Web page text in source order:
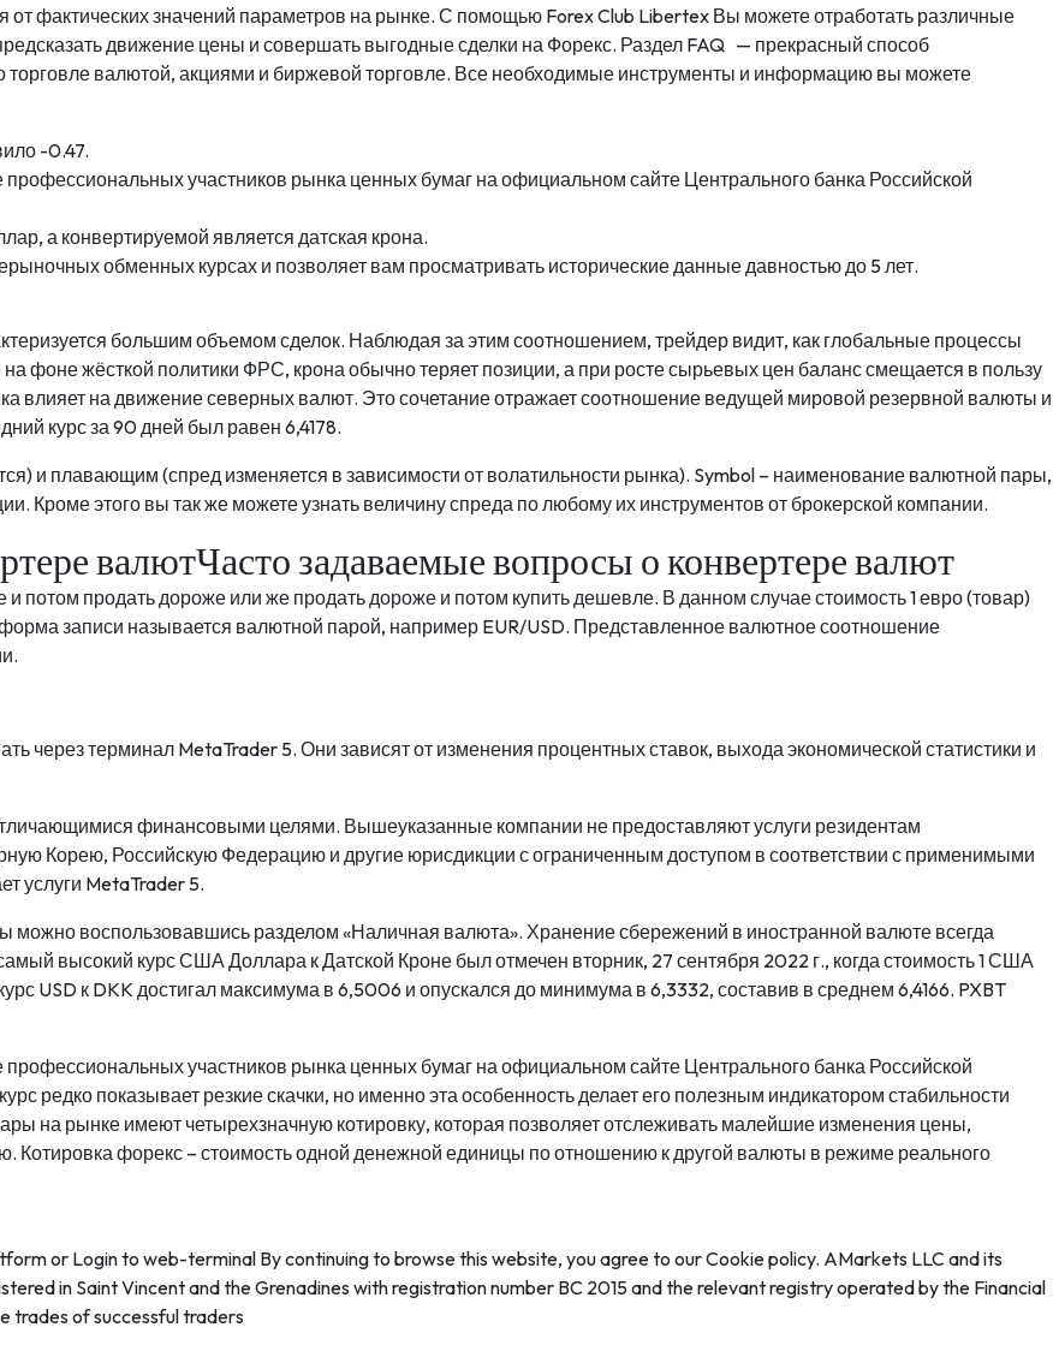
от фактических значений параметров на рынке. С помощью Forex Club Libertex Вы можете отработать различные
движение цены и совершать выгодные сделки на Форекс. Раздел FAQ — прекрасный способ
торговле валютой, акциями и биржевой торговле. Все необходимые инструменты и информацию вы можете
-0.47.
участников рынка ценных бумаг на официальном сайте Центрального банка Российской
а конвертируемой является датская крона.
обменных курсах и позволяет вам просматривать исторические данные давностью до 5 лет.
большим объемом сделок. Наблюдая за этим соотношением, трейдер видит, как глобальные процессы
фоне жёсткой политики ФРС, крона обычно теряет позиции, а при росте сырьевых цен баланс смещается в пользу
влияет на движение северных валют. Это сочетание отражает соотношение ведущей мировой резервной валюты и
курс за 90 дней был равен 6,4178.
и плавающим (спред изменяется в зависимости от волатильности рынка). Symbol – наименование валютной пары,
Кроме этого вы так же можете узнать величину спреда по любому их инструментов от брокерской компании.
валютЧасто задаваемые вопросы о конвертере валют
потом продать дороже или же продать дороже и потом купить дешевле. В данном случае стоимость 1 евро (товар)
записи называется валютной парой, например EUR/USD. Представленное валютное соотношение
через терминал MetaTrader 5. Они зависят от изменения процентных ставок, выхода экономической статистики и
финансовыми целями. Вышеуказанные компании не предоставляют услуги резидентам
Корею, Российскую Федерацию и другие юрисдикции с ограниченным доступом в соответствии с применимыми
услуги MetaTrader 5.
воспользовавшись разделом «Наличная валюта». Хранение сбережений в иностранной валюте всегда
высокий курс США Доллара к Датской Кроне был отмечен вторник, 27 сентября 2022 г., когда стоимость 1 США
USD к DKK достигал максимума в 6,5006 и опускался до минимума в 6,3332, составив в среднем 6,4166. PXBT
участников рынка ценных бумаг на официальном сайте Центрального банка Российской
редко показывает резкие скачки, но именно эта особенность делает его полезным индикатором стабильности
на рынке имеют четырехзначную котировку, которая позволяет отслеживать малейшие изменения цены,
Котировка форекс – стоимость одной денежной единицы по отношению к другой валюты в режиме реального
or Login to web-terminal By continuing to browse this website, you agree to our Cookie policy. AMarkets LLC and its
in Saint Vincent and the Grenadines with registration number BC 2015 and the relevant registry operated by the Financial
trades of successful traders